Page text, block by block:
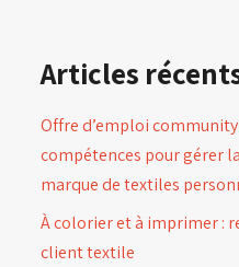
Articles
Offre d’emploi
compétences pour gérer
marque de textiles
À colorier et à imprimer :
client textile